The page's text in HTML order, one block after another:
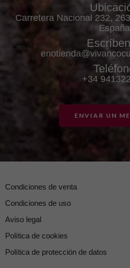
Carretera Nacional 232,
España
+34
ENVIAR UN
Condiciones de venta
Condiciones de uso
Aviso legal
Política de cookies
Política de protección de datos